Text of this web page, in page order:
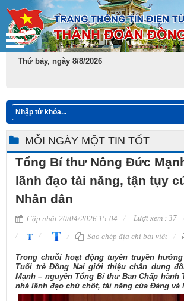
Thứ bảy, ngày 8/8/2026
MỖI NGÀY MỘT TIN TỐT
Tổng Bí thư Nông Đức
lãnh đạo tài năng, tận tụy
Nhân dân
Cập nhật 20/04/2026 15:04 Lượt xem : 37
Sao chép địa chỉ bài viết
Trong chuỗi hoạt động tuyên truyền
Tuổi trẻ Đồng Nai giới thiệu chân dung
Mạnh – nguyên Tổng Bí thư Ban Chấp hành
nhà lãnh đạo chủ chốt, tài năng của Đảng và